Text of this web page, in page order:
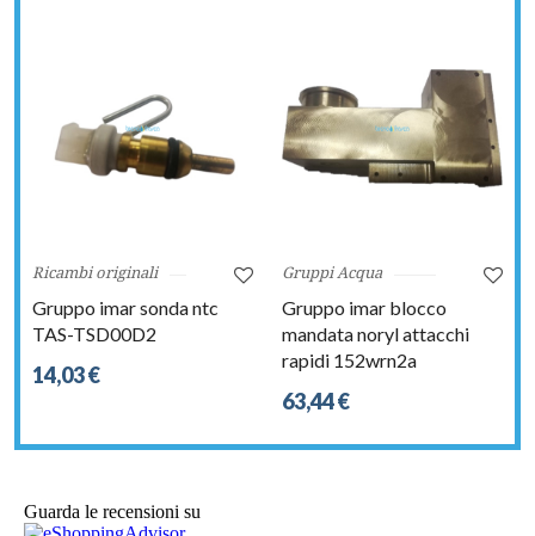
Ricambi originali
Gruppo imar sonda ntc
TAS-TSD00D2
14,03 €
Gruppi Acqua
Gruppo imar blocco
mandata noryl attacchi
rapidi 152wrn2a
63,44 €